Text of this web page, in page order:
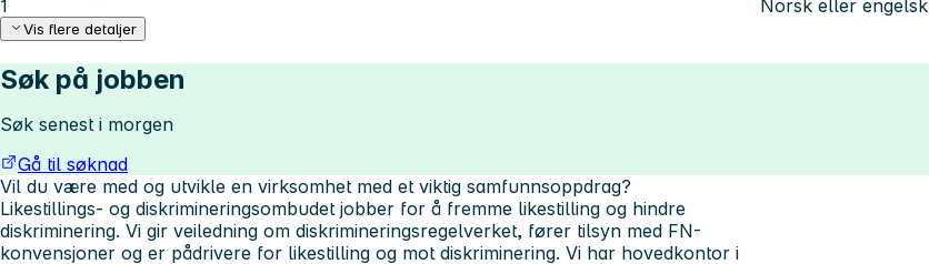
1
Norsk eller engelsk
Vis flere detaljer
Søk på jobben
Søk senest i morgen
Gå til søknad
Vil du være med og utvikle en virksomhet med et viktig samfunnsoppdrag?
Likestillings- og diskrimineringsombudet jobber for å fremme likestilling og hindre
diskriminering. Vi gir veiledning om diskrimineringsregelverket, fører tilsyn med FN-
konvensjoner og er pådrivere for likestilling og mot diskriminering. Vi har hovedkontor i